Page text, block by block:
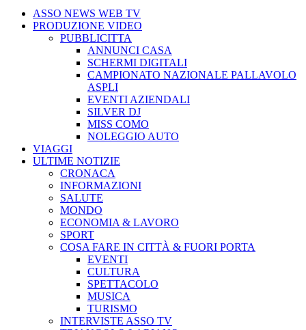
web
close
the
panel.
ASSO NEWS WEB TV
PRODUZIONE VIDEO
PUBBLICITTA
ANNUNCI CASA
SCHERMI DIGITALI
CAMPIONATO NAZIONALE PALLAVOLO
ASPLI
EVENTI AZIENDALI
SILVER DJ
MISS COMO
NOLEGGIO AUTO
VIAGGI
ULTIME NOTIZIE
CRONACA
INFORMAZIONI
SALUTE
MONDO
ECONOMIA & LAVORO
SPORT
COSA FARE IN CITTÀ & FUORI PORTA
EVENTI
CULTURA
SPETTACOLO
MUSICA
TURISMO
INTERVISTE ASSO TV